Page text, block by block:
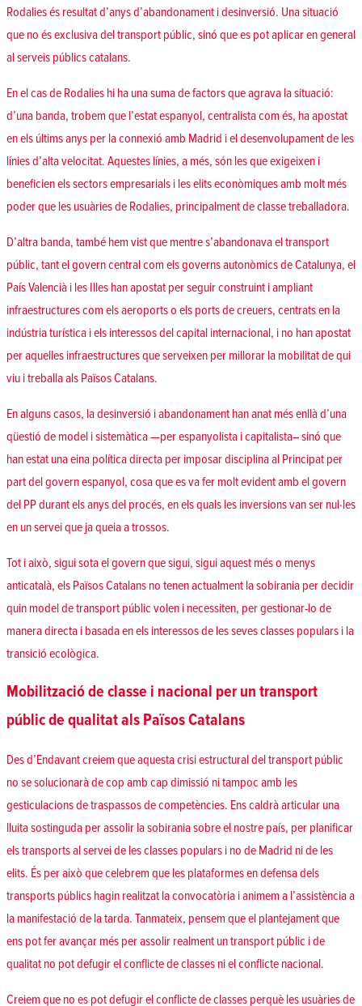
Rodalies és resultat d’anys d’abandonament i desinversió. Una situació
que no és exclusiva del transport públic, sinó que es pot aplicar en general
al serveis públics catalans.
En el cas de Rodalies hi ha una suma de factors que agrava la situació:
d’una banda, trobem que l’estat espanyol, centralista com és, ha apostat
en els últims anys per la connexió amb Madrid i el desenvolupament de les
línies d’alta velocitat. Aquestes línies, a més, són les que exigeixen i
beneficien els sectors empresarials i les elits econòmiques amb molt més
poder que les usuàries de Rodalies, principalment de classe treballadora.
D’altra banda, també hem vist que mentre s’abandonava el transport
públic, tant el govern central com els governs autonòmics de Catalunya, el
País Valencià i les Illes han apostat per seguir construint i ampliant
infraestructures com els aeroports o els ports de creuers, centrats en la
indústria turística i els interessos del capital internacional, i no han apostat
per aquelles infraestructures que serveixen per millorar la mobilitat de qui
viu i treballa als Països Catalans.
En alguns casos, la desinversió i abandonament han anat més enllà d’una
qüestió de model i sistemàtica —per espanyolista i capitalista– sinó que
han estat una eina política directa per imposar disciplina al Principat per
part del govern espanyol, cosa que es va fer molt evident amb el govern
del PP durant els anys del procés, en els quals les inversions van ser nul·les
en un servei que ja queia a trossos.
Tot i això, sigui sota el govern que sigui, sigui aquest més o menys
anticatalà, els Països Catalans no tenen actualment la sobirania per decidir
quin model de transport públic volen i necessiten, per gestionar-lo de
manera directa i basada en els interessos de les seves classes populars i la
transició ecològica.
Mobilització de classe i nacional per un transport
públic de qualitat als Països Catalans
Des d’Endavant creiem que aquesta crisi estructural del transport públic
no se solucionarà de cop amb cap dimissió ni tampoc amb les
gesticulacions de traspassos de competències. Ens caldrà articular una
lluita sostinguda per assolir la sobirania sobre el nostre país, per planificar
els transports al servei de les classes populars i no de Madrid ni de les
elits. És per això que celebrem que les plataformes en defensa dels
transports públics hagin realitzat la convocatòria i animem a l’assistència a
la manifestació de la tarda. Tanmateix, pensem que el plantejament que
ens pot fer avançar més per assolir realment un transport públic i de
qualitat no pot defugir el conflicte de classes ni el conflicte nacional.
Creiem que no es pot defugir el conflicte de classes perquè les usuàries de